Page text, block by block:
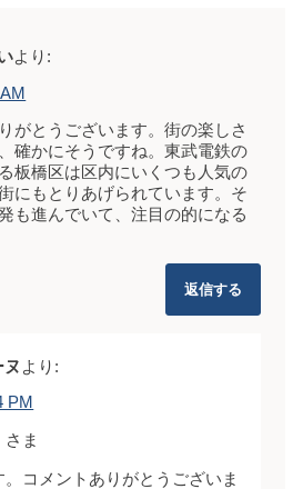
より:
がとうございます。街の楽しさ
確かにそうですね。東武電鉄の
板橋区は区内にいくつも人気の
にもとりあげられています。そ
も進んでいて、注目の的になる
返信する
より:
PM
さま
コメントありがとうございま